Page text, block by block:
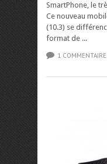
SmartPhone, le
Ce nouveau
(10.3) se
format de ...
1 COMMENTAIRE